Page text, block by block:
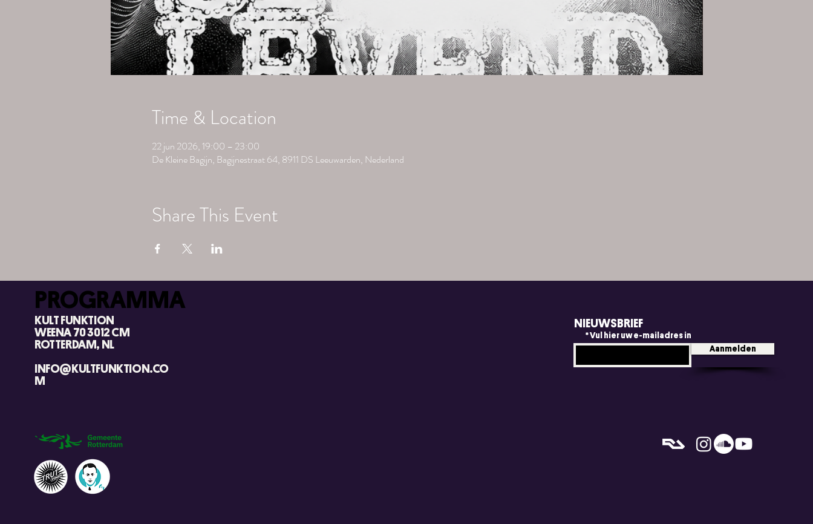
Time & Location
22 jun 2026, 19:00 – 23:00
De Kleine Bagijn, Bagijnestraat 64, 8911 DS Leeuwarden, Nederland
Share This Event
PROGRAMMA
KULT FUNKTION
WEENA 70 3012 CM
ROTTERDAM, NL
INFO@KULTFUNKTION.CO
M
Vul hier uw e-mailadres in
Aanmelden
NIEUWSBRIEF